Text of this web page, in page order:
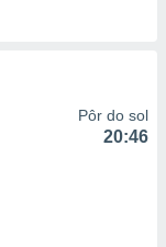
Pôr do sol
20:46